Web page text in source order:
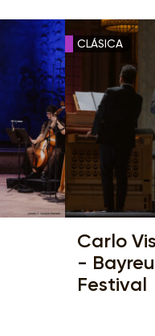
CLÁSICA
Carlo
-
Festival